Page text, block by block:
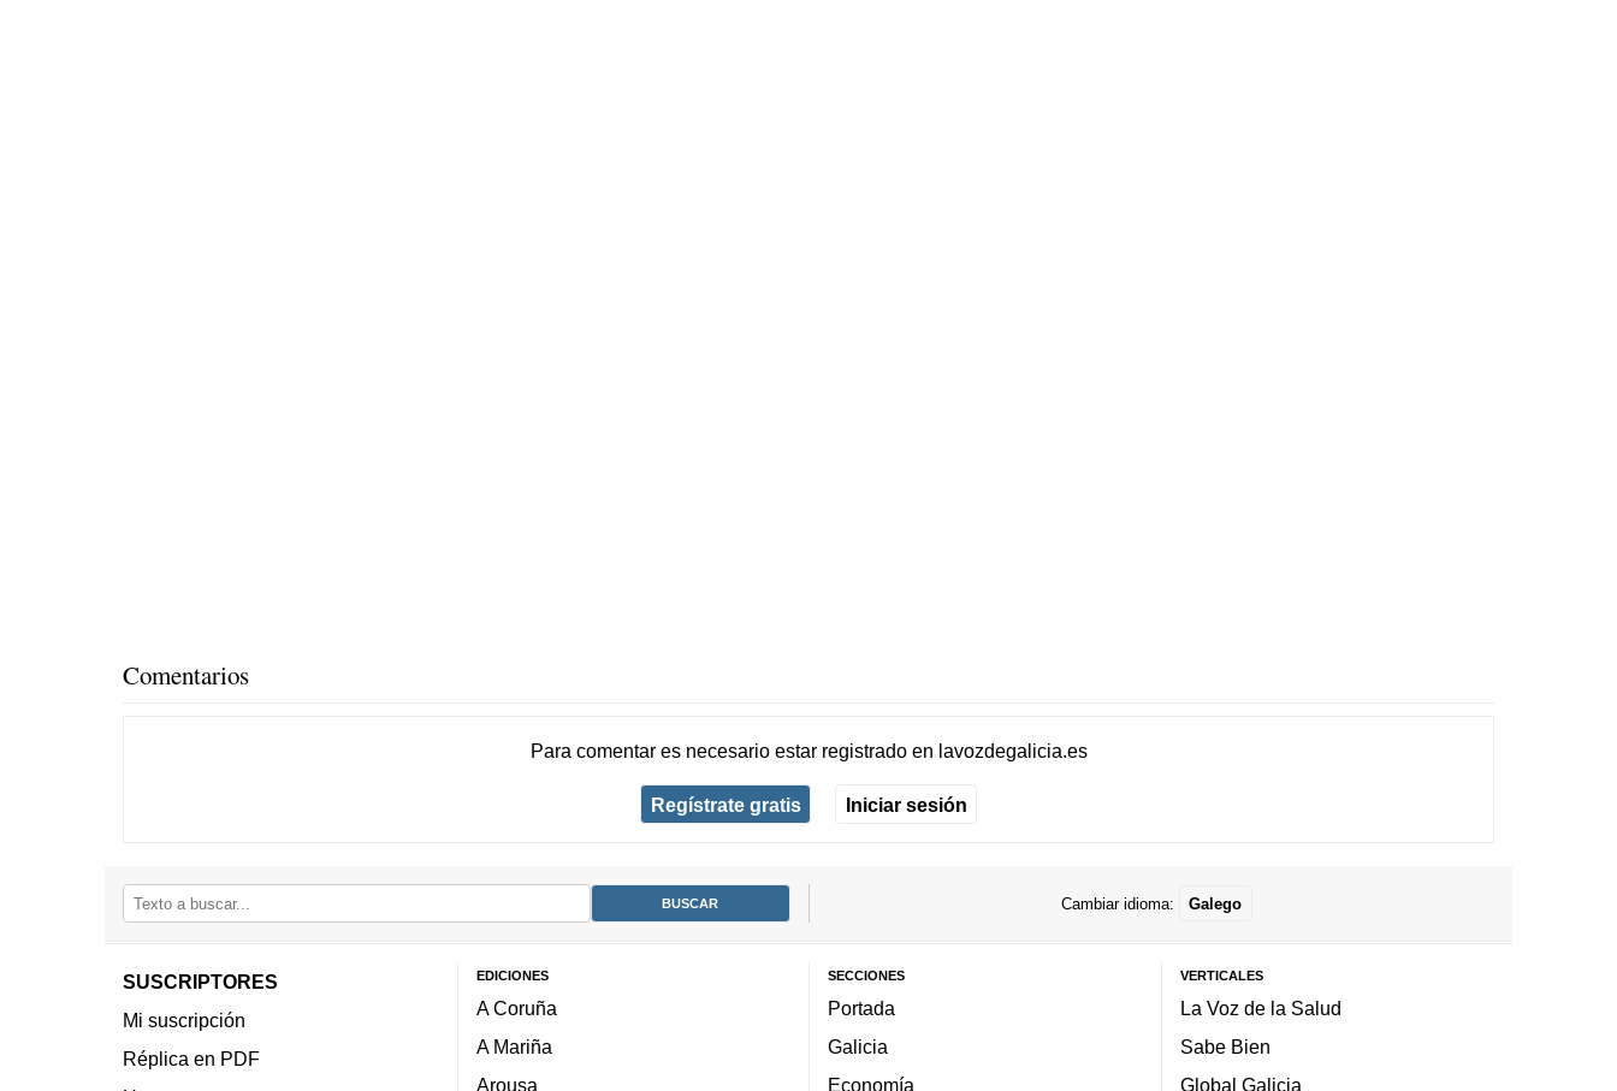
Comentarios
Para comentar es necesario estar registradoen lavozdegalicia.es
Regístrate gratis Iniciar sesión
Cambiar idioma: Galego
SUSCRIPTORES
Mi suscripción
Réplica en PDF
EDICIONES
A Coruña
A Mariña
Arousa
SECCIONES
Portada
Galicia
Economía
VERTICALES
La Voz de la Salud
Sabe Bien
Global Galicia